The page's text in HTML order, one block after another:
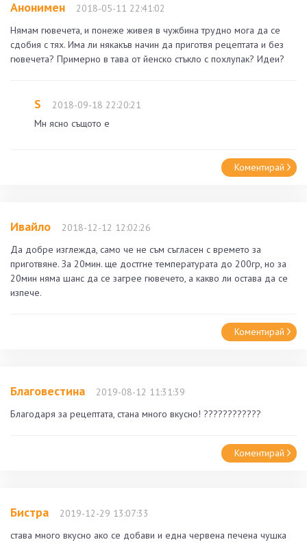
Анонимен
2018-05-11 22:41:02
Нямам гювечета, и понеже живея в чужбина трудно мога да се
сдобия с тях. Има ли някакъв начин да приготвя рецептата и без
гювечета? Примерно в тава от йенско стъкло с похлупак? Идеи?
S
2018-09-18 22:20:21
Мн ясно същото е
Коментирай
Ивайло
2018-12-12 12:02:26
Да добре изглежда, само че не съм съгласен с времето за
приготвяне. За 20мин. ще достгне температурата до 200гр, но за
20мин няма шанс да се загрее гювечето, а какво ли остава да се
изпече.
Коментирай
Благовестина
2019-08-12 11:31:39
Благодаря за рецептата, стана много вкусно! ????????‍????
Коментирай
Бистра
2019-12-29 13:07:33
става много вкусно ако се добави и една червена печена чушка